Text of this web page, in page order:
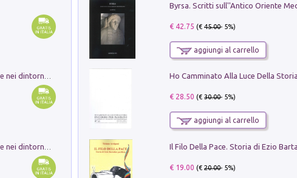
Ruderi delle ville Romano Sabine nei dintorni di Poggio Mirteto. Illustrati dal dott.re prof.re cav.re Ercole Nardi regio ispettore degli scavi e monumenti. Anno 1885. Tavole e studio. Con 25 tavole fuori testo in cartella editoriale
€ 42.75 (€45.00- 5%)
aggiungi al carrello
€ 28.50 (€30.00- 5%)
aggiungi al carrello
€ 19.00 (€20.00- 5%)